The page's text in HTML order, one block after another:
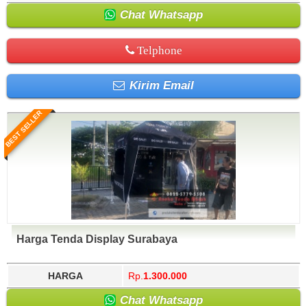
Chat Whatsapp
Telphone
Kirim Email
BEST SELLER
Harga Tenda Display Surabaya
HARGA Rp. 1.300.000
Chat Whatsapp